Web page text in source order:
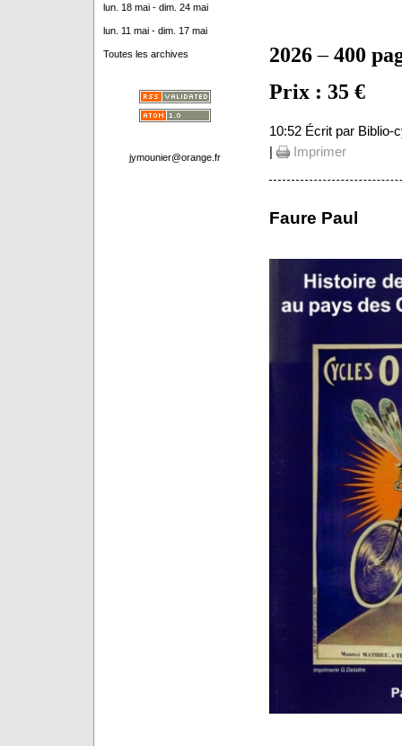
lun. 18 mai - dim. 24 mai
lun. 11 mai - dim. 17 mai
Toutes les archives
jymounier@orange.fr
2026–400
Prix : 35 €
10:52 Écrit par Biblio-
|
Imprimer
Faure Paul